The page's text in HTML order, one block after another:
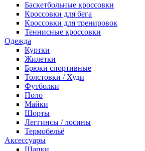
Баскетбольные кроссовки
Кроссовки для бега
Кроссовки для тренировок
Теннисные кроссовки
Одежда
Куртки
Жилетки
Брюки спортивные
Толстовки / Худи
Футболки
Поло
Майки
Шорты
Леггинсы / лосины
Термобельё
Аксессуары
Шапки